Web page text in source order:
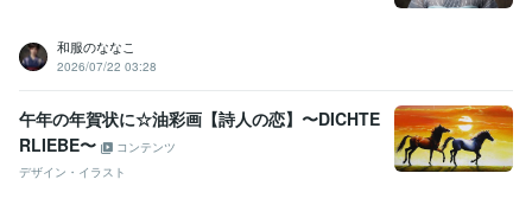
和服のななこ
2026/07/22 03:28
午年の年賀状に☆油彩画【詩人の恋】〜DICHTE
RLIEBE〜
コンテンツ
デザイン・イラスト